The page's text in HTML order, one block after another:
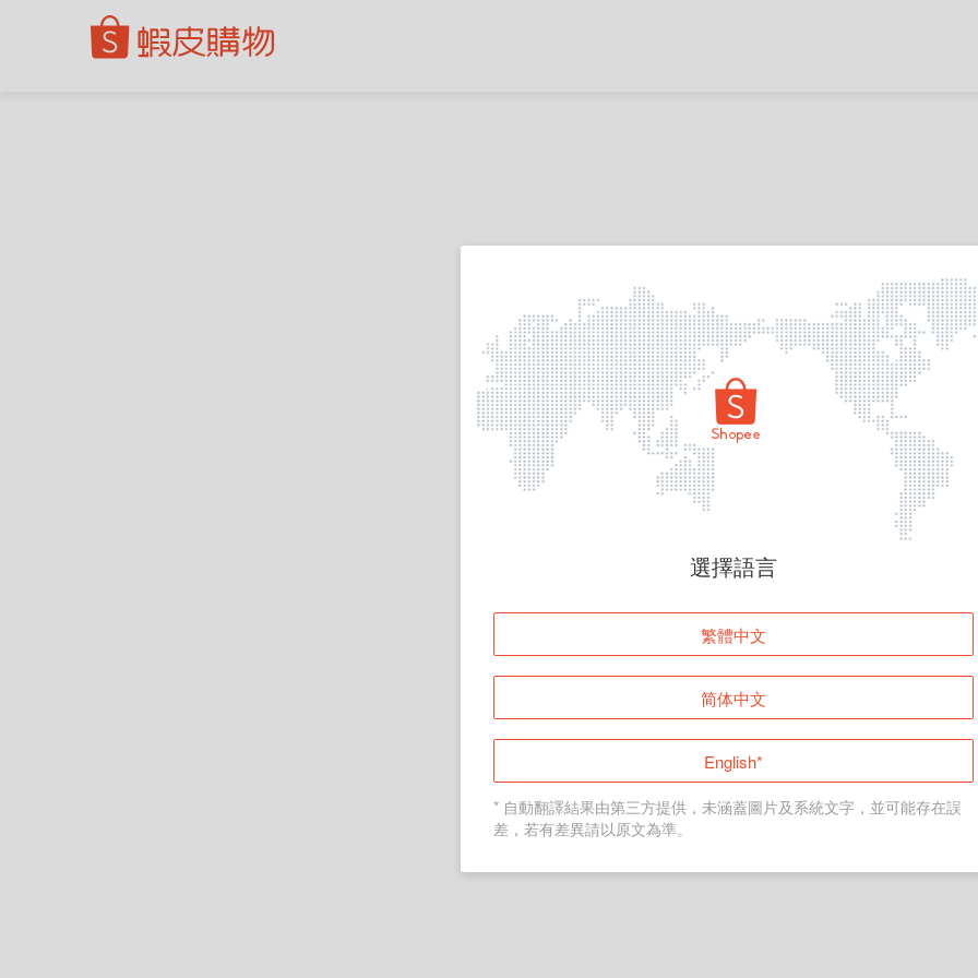
頁面無法顯示
登入
返回首頁
選擇語言
繁體中文
简体中文
English*
* 自動翻譯結果由第三方提供，未涵蓋圖片及系統文字，並可能存在誤
差，若有差異請以原文為準。